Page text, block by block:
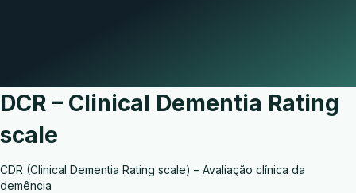
DCR – Clinical Dementia Rating
scale
CDR (Clinical Dementia Rating scale) – Avaliação clínica da
demência